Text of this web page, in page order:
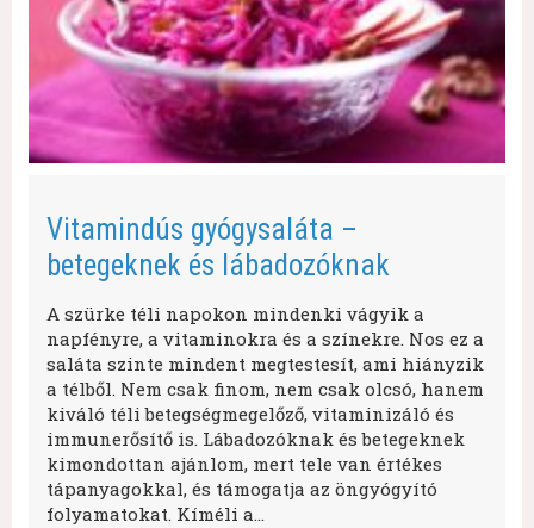
Vitamindús gyógysaláta –
betegeknek és lábadozóknak
A szürke téli napokon mindenki vágyik a
napfényre, a vitaminokra és a színekre. Nos ez a
saláta szinte mindent megtestesít, ami hiányzik
a télből. Nem csak finom, nem csak olcsó, hanem
kiváló téli betegségmegelőző, vitaminizáló és
immunerősítő is. Lábadozóknak és betegeknek
kimondottan ajánlom, mert tele van értékes
tápanyagokkal, és támogatja az öngyógyító
folyamatokat. Kíméli a…